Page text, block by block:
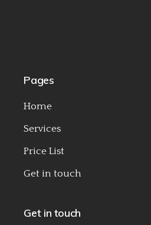
Pages
Home
Services
Price List
Get in touch
Get in touch